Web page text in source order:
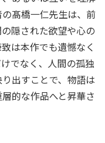
髙橋一仁先生は、前
隠された欲望や心の
は本作でも遺憾なく
でなく、人間の孤独
出すことで、物語は
的な作品へと昇華さ